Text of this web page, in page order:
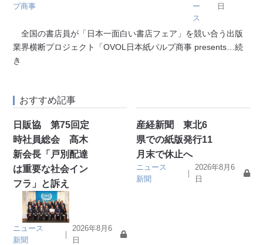
プ商事
ー
ス
日
全国の書店員が「日本一面白い書店フェア」を競い合う出版
業界横断プロジェクト「OVOL日本紙パルプ商事 presents…続
き
おすすめ記事
日販協 第75回定
時社員総会 髙木
新会長「戸別配達
は重要な社会イン
フラ」と訴え
ニュース
新聞
｜
2026年8月6
日
産経新聞 東北6
県での紙版発行11
月末で休止へ
ニュース
新聞
｜
2026年8月6
日